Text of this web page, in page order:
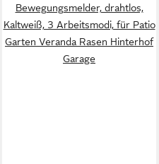
Bewegungsmelder, drahtlos,
Kaltweiß, 3 Arbeitsmodi, für Patio
Garten Veranda Rasen Hinterhof
Garage